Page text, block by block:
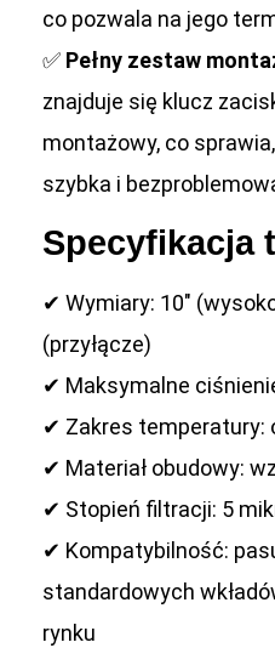
co pozwala na jego
✅ Pełny zestaw
znajduje się klucz
montażowy, co
szybka i
Specyfikacja
✔ Wymiary: 10″
(przyłącze)
✔ Maksymalne
✔ Zakres temperatury:
✔ Materiał obudowy:
✔ Stopień filtracji: 5
✔ Kompatybilność:
standardowych
rynku